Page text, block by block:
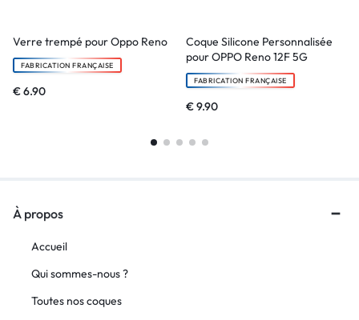
Verre trempé pour Oppo Reno
FABRICATION FRANÇAISE
€6.90
Coque Silicone Personnalisée
pour OPPO Reno 12F 5G
FABRICATION FRANÇAISE
€9.90
À propos
Accueil
Qui sommes-nous ?
Toutes nos coques